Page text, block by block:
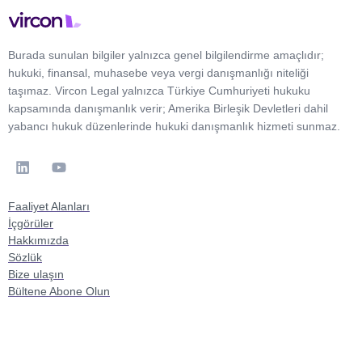
Burada sunulan bilgiler yalnızca genel bilgilendirme amaçlıdır;
hukuki, finansal, muhasebe veya vergi danışmanlığı niteliği
taşımaz. Vircon Legal yalnızca Türkiye Cumhuriyeti hukuku
kapsamında danışmanlık verir; Amerika Birleşik Devletleri dahil
yabancı hukuk düzenlerinde hukuki danışmanlık hizmeti sunmaz.
Faaliyet Alanları
İçgörüler
Hakkımızda
Sözlük
Bize ulaşın
Bültene Abone Olun